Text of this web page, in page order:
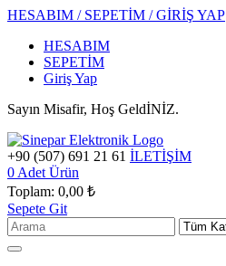
HESABIM / SEPETİM / GİRİŞ YAP
HESABIM
SEPETİM
Giriş Yap
Sayın Misafir, Hoş GeldİNİZ.
+90 (507) 691 21 61 İLETİŞİM
0 Adet Ürün
Toplam: 0,00 ₺
Sepete Git